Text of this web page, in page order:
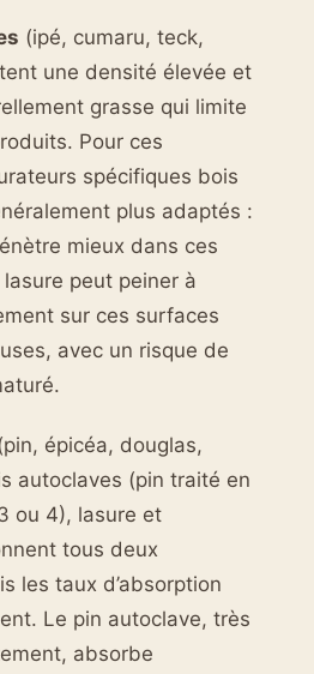
(ipé, cumaru, teck,
une densité élevée et
grasse qui limite
Pour ces
spécifiques bois
plus adaptés :
mieux dans ces
peut peiner à
sur ces surfaces
avec un risque de
épicéa, douglas,
autoclaves (pin traité en
ou 4), lasure et
tous deux
les taux d’absorption
Le pin autoclave, très
absorbe